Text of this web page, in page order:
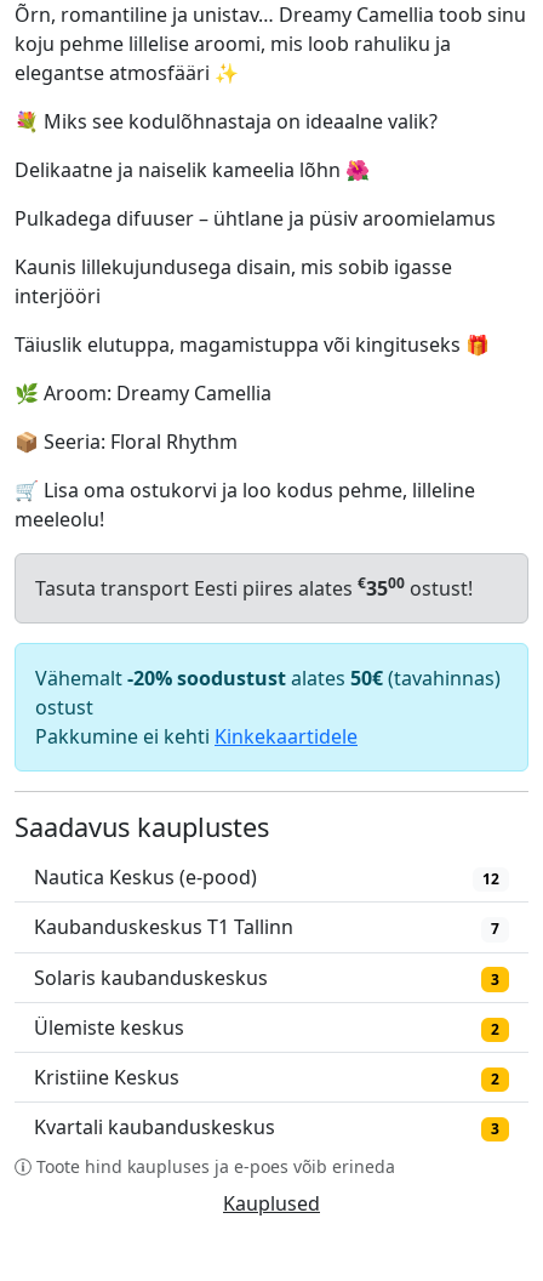
Õrn, romantiline ja unistav… Dreamy Camellia toob sinu
koju pehme lillelise aroomi, mis loob rahuliku ja
elegantse atmosfääri ✨
💐 Miks see kodulõhnastaja on ideaalne valik?
Delikaatne ja naiselik kameelia lõhn 🌺
Pulkadega difuuser – ühtlane ja püsiv aroomielamus
Kaunis lillekujundusega disain, mis sobib igasse
interjööri
Täiuslik elutuppa, magamistuppa või kingituseks 🎁
🌿 Aroom: Dreamy Camellia
📦 Seeria: Floral Rhythm
🛒 Lisa oma ostukorvi ja loo kodus pehme, lilleline
meeleolu!
Tasuta transport Eesti piires alates €3500 ostust!
Vähemalt-20% soodustustalates 50€(tavahinnas)
ostust
Pakkumine ei kehti Kinkekaartidele
Saadavus kauplustes
Nautica Keskus (e-pood) 12
Kaubanduskeskus T1 Tallinn 7
Solaris kaubanduskeskus 3
Ülemiste keskus 2
Kristiine Keskus 2
Kvartali kaubanduskeskus 3
Toote hind kaupluses ja e-poes võib erineda
Kauplused